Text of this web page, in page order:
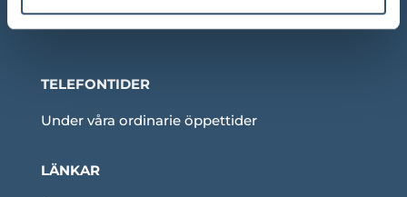
Telefon: 042 – 22 55 59
TELEFONTIDER
Under våra ordinarie öppettider
LÄNKAR